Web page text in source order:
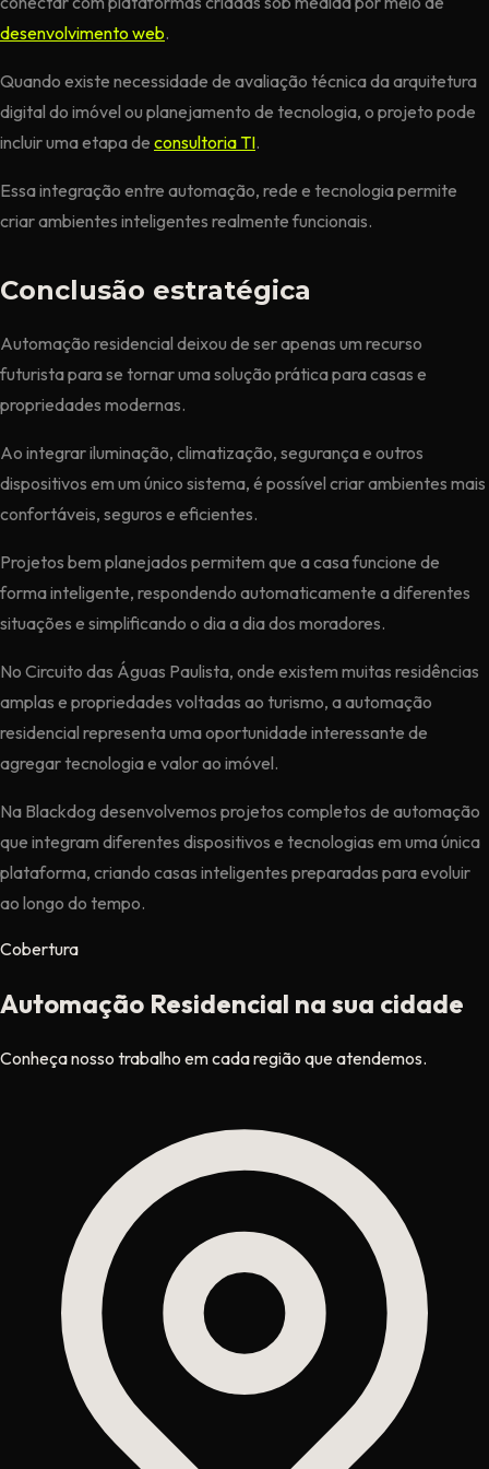
desenvolvimento web.
Quando existe necessidade de avaliação técnica da arquitetura
digital do imóvel ou planejamento de tecnologia, o projeto pode
incluir uma etapa de consultoria TI.
Essa integração entre automação, rede e tecnologia permite
criar ambientes inteligentes realmente funcionais.
Conclusão estratégica
Automação residencial deixou de ser apenas um recurso
futurista para se tornar uma solução prática para casas e
propriedades modernas.
Ao integrar iluminação, climatização, segurança e outros
dispositivos em um único sistema, é possível criar ambientes mais
confortáveis, seguros e eficientes.
Projetos bem planejados permitem que a casa funcione de
forma inteligente, respondendo automaticamente a diferentes
situações e simplificando o dia a dia dos moradores.
No Circuito das Águas Paulista, onde existem muitas residências
amplas e propriedades voltadas ao turismo, a automação
residencial representa uma oportunidade interessante de
agregar tecnologia e valor ao imóvel.
Na Blackdog desenvolvemos projetos completos de automação
que integram diferentes dispositivos e tecnologias em uma única
plataforma, criando casas inteligentes preparadas para evoluir
ao longo do tempo.
Cobertura
Automação Residencial na sua cidade
Conheça nosso trabalho em cada região que atendemos.